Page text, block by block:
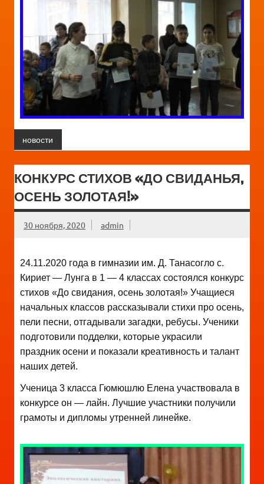
новости
КОНКУРС СТИХОВ «ДО СВИДАНЬЯ,
ОСЕНЬ ЗОЛОТАЯ!»
30 ноября, 2020 admin
24.11.2020 года в гимназии им. Д. Танасогло с.
Кириет — Лунга в 1 — 4 классах состоялся конкурс
стихов «До свидания, осень золотая!» Учащиеся
начальных классов рассказывали стихи про осень,
пели песни, отгадывали загадки, ребусы. Ученики
подготовили подделки, которые украсили
праздник осени и показали креативность и талант
наших детей.
Ученица 3 класса Гюмюшлю Елена участвовала в
конкурсе он — лайн. Лучшие участники получили
грамоты и дипломы утренней линейке.